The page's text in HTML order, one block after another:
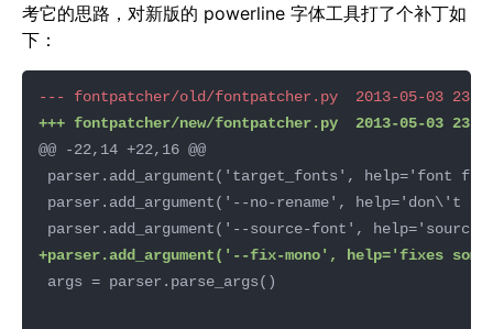
考它的思路，对新版的 powerline 字体工具打了个补丁如
下：